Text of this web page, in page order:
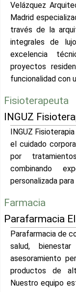
Velázquez
Madrid
través de la
integrales de
excelencia
proyectos
funcionalidad con
Fisioterapeuta
INGUZ
INGUZ
el cuidado
por
combinando
personalizada
Farmacia
Parafarmacia
Parafarmacia de
salud,
asesoramiento
productos de
Nuestro equipo